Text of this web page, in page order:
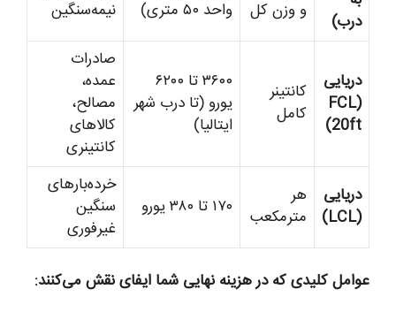
درب)
و وزن کل
واحد ۵۰ متری)
نیمه‌سنگین
دریایی
(FCL
20ft)
کانتینر
کامل
۳۶۰۰ تا ۶۲۰۰
یورو (تا درب شهر
ایتالیا)
صادرات
عمده،
مصالح،
کالاهای
کانتینری
دریایی
(LCL)
هر
مترمکعب
۱۷۰ تا ۳۸۰ یورو
خرده‌بارهای
سنگین
غیرفوری
عوامل کلیدی که در هزینه نهایی شما ایفای نقش می‌کنند: